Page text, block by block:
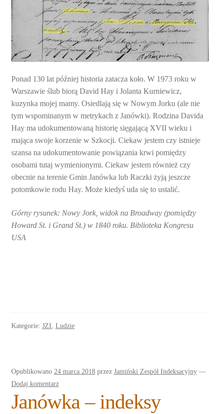
Ponad 130 lat później historia zatacza koło. W 1973 roku w
Warszawie ślub biorą David Hay i Jolanta Kurniewicz,
kuzynka mojej mamy. Osiedlają się w Nowym Jorku (ale nie
tym wspominanym w metrykach z Janówki). Rodzina Davida
Hay ma udokumentowaną historię sięgającą XVII wieku i
mająca swoje korzenie w Szkocji. Ciekaw jestem czy istnieje
szansa na udokumentowanie powiązania krwi pomiędzy
osobami tutaj wymienionymi. Ciekaw jestem również czy
obecnie na terenie Gmin Janówka lub Raczki żyją jeszcze
potomkowie rodu Hay. Może kiedyś uda się to ustalić.
Górny rysunek: Nowy Jork, widok na Broadway (pomiędzy
Howard St. i Grand St.) w 1840 roku. Biblioteka Kongresu
USA
Kategorie: JZI, Ludzie
Opublikowano 24 marca 2018 przez Jamiński Zespół Indeksacyjny —
Dodaj komentarz
Janówka – indeksy